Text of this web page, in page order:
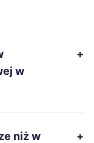
w
+
niż w
+